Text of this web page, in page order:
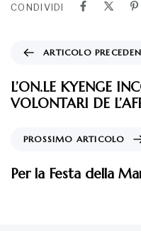
CONDIVIDI
ARTICOLO
L’ON.LE KYENGE
VOLONTARI DE
PROSSIMO ARTICOLO
Per la Festa della